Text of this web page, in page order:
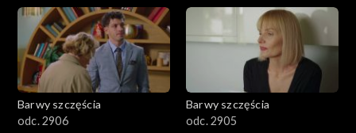
Barwy szczęścia
odc. 2906
Barwy szczęścia
odc. 2905